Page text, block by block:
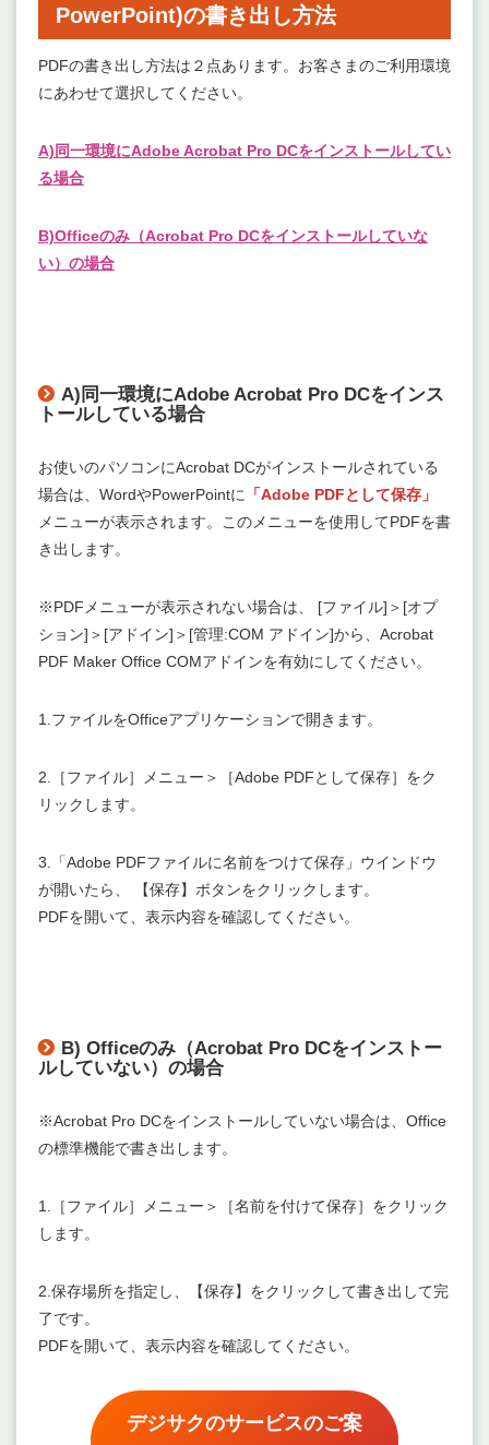
PowerPoint)の書き出し方法
PDFの書き出し方法は２点あります。お客さまのご利用環境
にあわせて選択してください。
A)同一環境にAdobe Acrobat Pro DCをインストールしてい
る場合
B)Officeのみ（Acrobat Pro DCをインストールしていな
い）の場合
A)同一環境にAdobe Acrobat Pro DCをインス
トールしている場合
お使いのパソコンにAcrobat DCがインストールされている
場合は、WordやPowerPointに
「Adobe PDFとして保存」
メニューが表示されます。このメニューを使用してPDFを書
き出します。
※PDFメニューが表示されない場合は、 [ファイル]＞[オプ
ション]＞[アドイン]＞[管理:COM アドイン]から、Acrobat
PDF Maker Office COMアドインを有効にしてください。
1.ファイルをOfficeアプリケーションで開きます。
2.［ファイル］メニュー＞［Adobe PDFとして保存］をク
リックします。
3.「Adobe PDFファイルに名前をつけて保存」ウインドウ
が開いたら、 【保存】ボタンをクリックします。
PDFを開いて、表示内容を確認してください。
B) Officeのみ（Acrobat Pro DCをインストー
ルしていない）の場合
※Acrobat Pro DCをインストールしていない場合は、Office
の標準機能で書き出します。
1.［ファイル］メニュー＞［名前を付けて保存］をクリック
します。
2.保存場所を指定し、【保存】をクリックして書き出して完
了です。
PDFを開いて、表示内容を確認してください。
デジサクのサービスのご案